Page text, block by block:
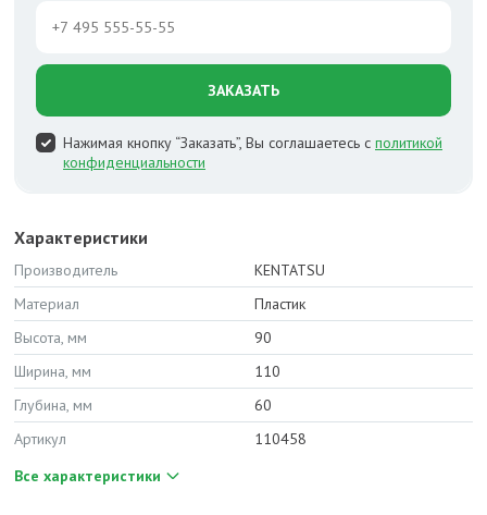
ЗАКАЗАТЬ
Нажимая кнопку “Заказать”, Вы соглашаетесь с политикой
конфиденциальности
Характеристики
Производитель
KENTATSU
Материал
Пластик
Высота, мм
90
Ширина, мм
110
Глубина, мм
60
Артикул
110458
Все характеристики